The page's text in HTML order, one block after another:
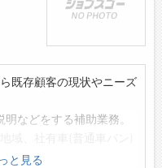
既存顧客の現状やニーズ
などをする補助業務。
と見る